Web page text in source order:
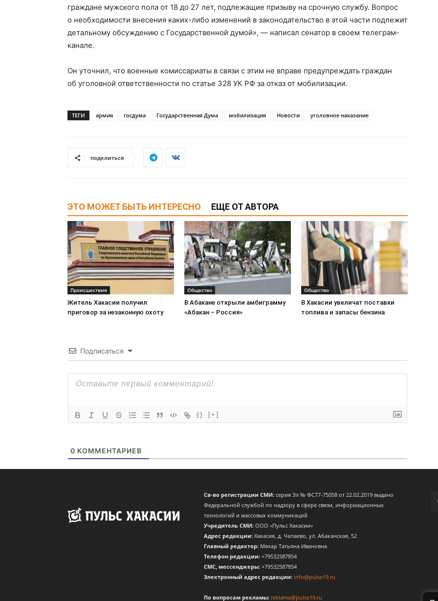
граждане мужского пола от 18 до 27 лет, подлежащие призыву на срочную службу. Вопрос
о необходимости внесения каких-либо изменений в законодательство в этой части подлежит
детальному обсуждению с Государственной думой», — написал сенатор в своем телеграм-
канале.
Он уточнил, что военные комиссариаты в связи с этим не вправе предупреждать граждан
об уголовной ответственности по статье 328 УК РФ за отказ от мобилизации.
ТЕГИ армия госдума Государственная Дума мобилизация Новости уголовное наказание
поделиться
ЭТО МОЖЕТ БЫТЬ ИНТЕРЕСНО ЕЩЕ ОТ АВТОРА
Происшествия
Житель Хакасии получил
приговор за незаконную охоту
Общество
В Абакане открыли амбиграмму
«Абакан – Россия»
Общество
В Хакасии увеличат поставки
топлива и запасы бензина
Подписаться
{} [+]
0 КОММЕНТАРИЕВ
Св-во регистрации СМИ: серия Эл № ФС77-75058 от 22.02.2019 выдано
Федеральной службой по надзору в сфере связи, информационных
технологий и массовых коммуникаций
Учредитель СМИ: ООО «Пульс Хакасии»
Адрес редакции: Хакасия, д. Чапаево, ул. Абаканская, 52
Главный редактор: Мяхар Татьяна Ивановна
Телефон редакции: +79532587854
CМС, мессенджеры: +79532587854
Электронный адрес редакции: info@pulse19.ru
По вопросам рекламы: reklama@pulse19.ru